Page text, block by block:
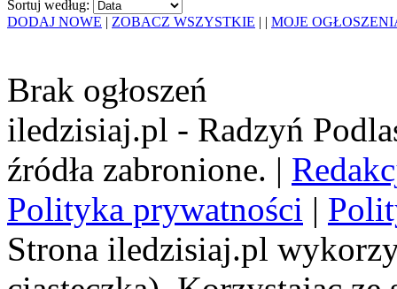
Sortuj według:
DODAJ NOWE | ZOBACZ WSZYSTKIE | | MOJE
Brak ogłoszeń
iledzisiaj.pl - Radzyń
źródła zabronione. |
Polityka prywatności |
Strona iledzisiaj.pl